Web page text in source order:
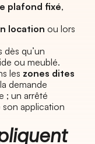
plafond fixé,
location ou lors
dès qu’un
ou meublé.
les zones dites
demande
; un arrêté
application